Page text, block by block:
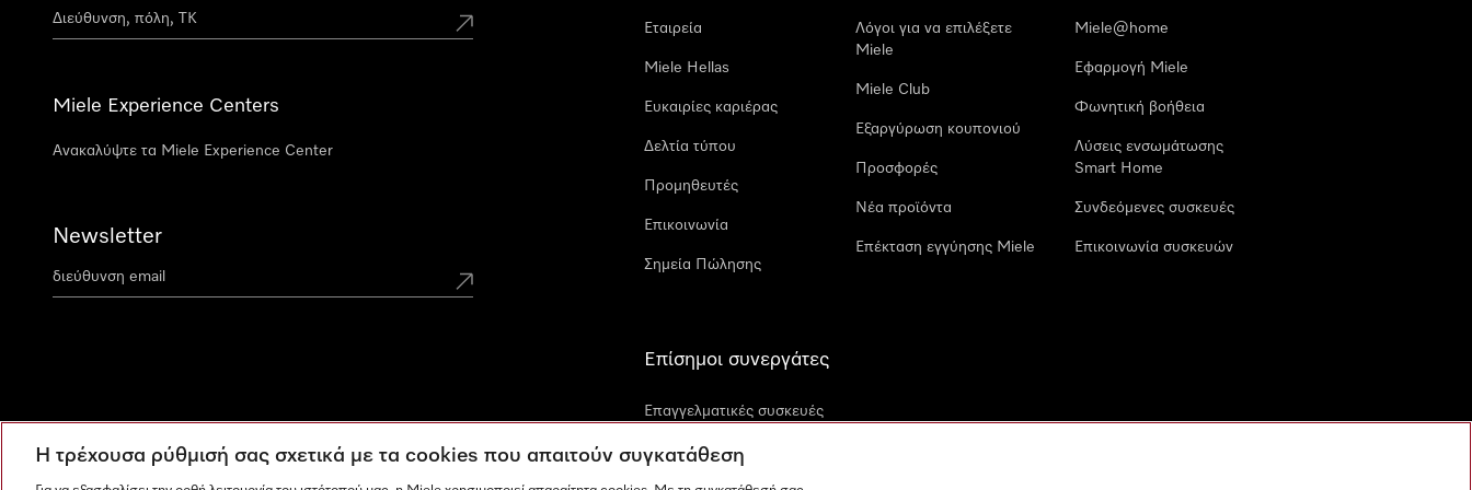
Miele Experience Centers
Ανακαλύψτε τα Miele Experience Center
Newsletter
Εταιρεία
Miele Hellas
Ευκαιρίες καριέρας
Δελτία τύπου
Προμηθευτές
Επικοινωνία
Σημεία Πώλησης
Λόγοι για να επιλέξετε
Miele
Miele Club
Εξαργύρωση κουπονιού
Προσφορές
Νέα προϊόντα
Επέκταση εγγύησης Miele
Miele@home
Εφαρμογή Miele
Φωνητική βοήθεια
Λύσεις ενσωμάτωσης
Smart Home
Συνδεόμενες συσκευές
Επικοινωνία συσκευών
Επίσημοι συνεργάτες
Επαγγελματικές συσκευές
Η τρέχουσα ρύθμισή σας σχετικά με τα cookies που απαιτούν συγκατάθεση